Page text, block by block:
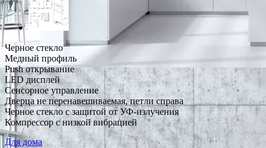
Черное стекло
Медный профиль
Push открывание
LED дисплей
Сенсорное управление
Дверца не перенавешиваемая, петли справа
Черное стекло с защитой от УФ-излучения
Компрессор с низкой вибрацией
Для дома